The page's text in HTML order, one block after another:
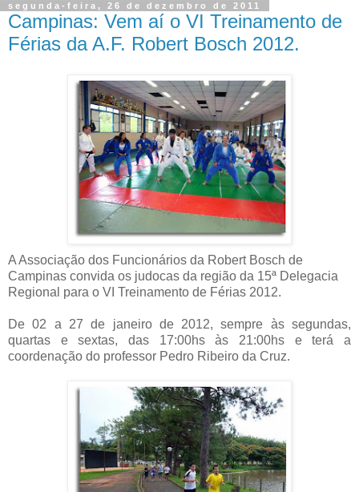
segunda-feira, 26 de dezembro de 2011
Campinas: Vem aí o VI Treinamento de
Férias da A.F. Robert Bosch 2012.
A Associação dos Funcionários da Robert Bosch de
Campinas convida os judocas da região da 15ª Delegacia
Regional para o VI Treinamento de Férias 2012.
De 02 a 27 de janeiro de 2012, sempre às segundas,
quartas e sextas, das 17:00hs às 21:00hs e terá a
coordenação do professor Pedro Ribeiro da Cruz.